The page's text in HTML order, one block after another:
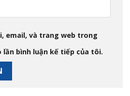
email, và trang web trong
lần bình luận kế tiếp của tôi.